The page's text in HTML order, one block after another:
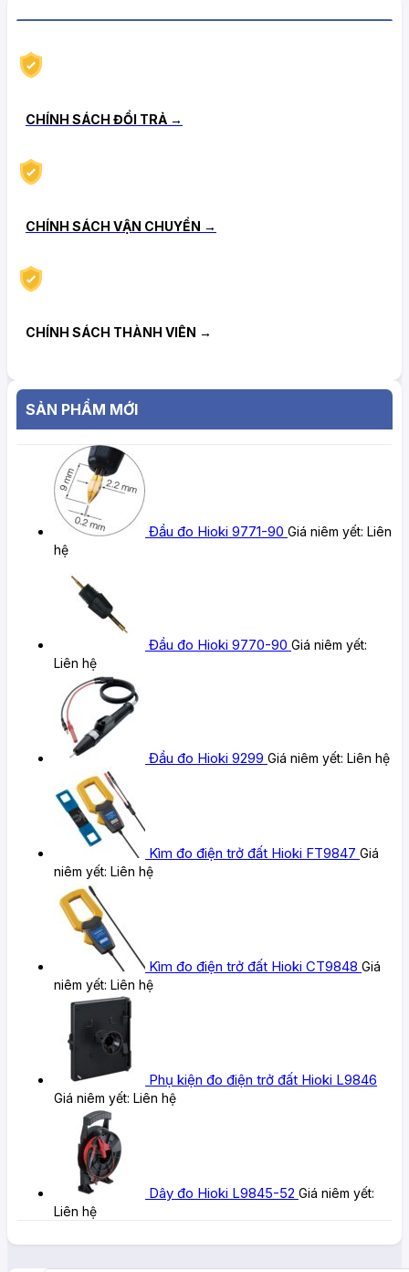
CHÍNH SÁCH ĐỔI TRẢ →
CHÍNH SÁCH VẬN CHUYỂN →
CHÍNH SÁCH THÀNH VIÊN →
SẢN PHẨM MỚI
Đầu đo Hioki 9771-90 Giá niêm yết: Liên
hệ
Đầu đo Hioki 9770-90 Giá niêm yết:
Liên hệ
Đầu đo Hioki 9299 Giá niêm yết: Liên hệ
Kìm đo điện trở đất Hioki FT9847 Giá
niêm yết: Liên hệ
Kìm đo điện trở đất Hioki CT9848 Giá
niêm yết: Liên hệ
Phụ kiện đo điện trở đất Hioki L9846
Giá niêm yết: Liên hệ
Dây đo Hioki L9845-52 Giá niêm yết:
Liên hệ